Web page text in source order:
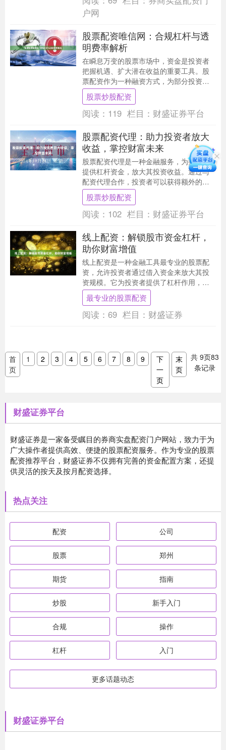
户网
股票配资唯信网：合规杠杆与透
明费率解析
在瞬息万变的股票市场中，资金是投资者
把握机遇、扩大潜在收益的重要工具。股
票配资作为一种融资方式，为部分投资者
提供了这种可能性。然而，行业快速发展
的同时，也伴随着....
股票炒股配资
阅读： 119 栏目： 财盛证券平台
股票配资代理：助力投资者放大
收益，掌控财富未来
股票配资代理是一种金融服务，为投资者
提供杠杆资金，放大其投资收益。通过与
配资代理合作，投资者可以获得额外的资
金，从而购买更多股票，增加潜在的利
润。 股票配资代理....
股票炒股配资
阅读： 102 栏目： 财盛证券平台
线上配资：解锁股市资金杠杆，
助你财富增值
线上配资是一种金融工具最专业的股票配
资，允许投资者通过借入资金来放大其投
资规模。它为投资者提供了杠杆作用，让
他们能够以更少的自有资金进行更大的交
易。 **杠杆的....
最专业的股票配资
阅读： 69 栏目： 财盛证券
首
页
1 2 3 4 5 6 7 8 9
下
一
页
末
页
共9页83
条记录
财盛证券平台
财盛证券是一家备受瞩目的券商实盘配资门户网站，致力于为
广大操作者提供高效、便捷的股票配资服务。作为专业的股票
配资推荐平台，财盛证券不仅拥有完善的资金配置方案，还提
供灵活的按天及按月配资选择。
热点关注
配资 公司
股票 郑州
期货 指南
炒股 新手入门
合规 操作
杠杆 入门
更多话题动态
财盛证券平台